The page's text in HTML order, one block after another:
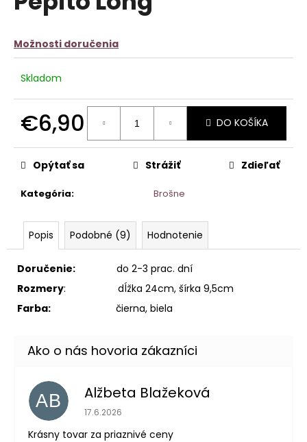
Možnosti doručenia
Skladom
€6,90
cena:
DO KOŠÍKA
Kategória: Brošne
Opýtať sa Strážiť Zdieľať
Popis Podobné (9) Hodnotenie
Doručenie: do 2-3 prac. dní
Rozmery: dĺžka 24cm, šírka 9,5cm
Farba:
čierna, biela
AB Alžbeta Blažeková
Hodnotenie obchodu je 5 z 5 hviezdičiek.
17.6.2026
Krásny tovar za priaznivé ceny
e
SILÓNOVÉ
PANČUCHY
LEINA
€9,90